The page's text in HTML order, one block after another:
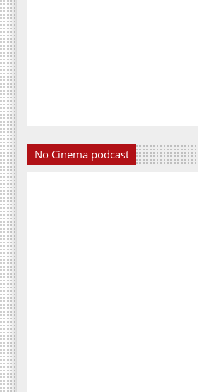
No Cinema podcast